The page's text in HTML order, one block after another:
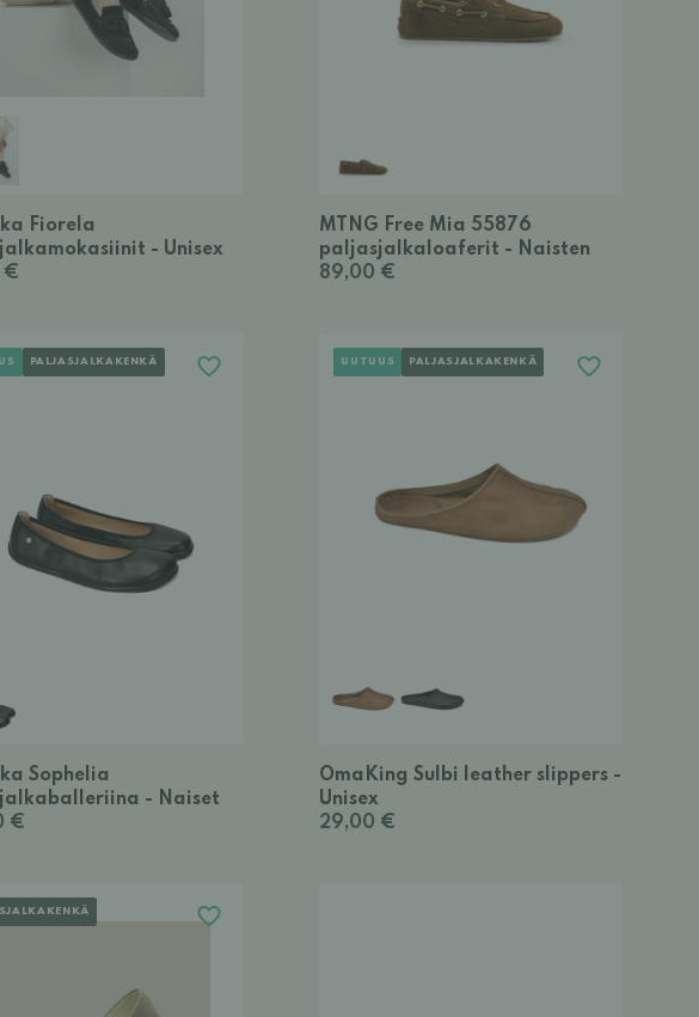
Fiorela
- Unisex
€
MTNG Free Mia 55876
paljasjalkaloaferit - Naisten
89,00 €
PALJASJALKAKENKÄ
Sophelia
- Naiset
€
UUTUUS PALJASJALKAKENKÄ
OmaKing Sulbi leather slippers -
Unisex
29,00 €